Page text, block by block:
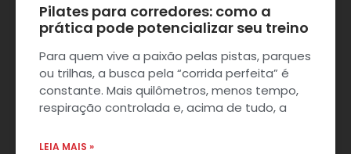
Pilates para corredores: como a
prática pode potencializar seu treino
Para quem vive a paixão pelas pistas, parques
ou trilhas, a busca pela “corrida perfeita” é
constante. Mais quilômetros, menos tempo,
respiração controlada e, acima de tudo, a
LEIA MAIS »